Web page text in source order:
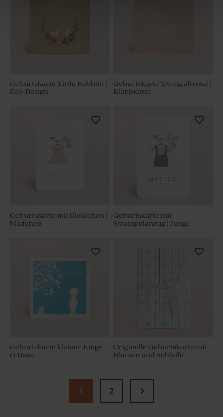
Geburtskarte 'Little Rabbits' |
Eco-Design
Geburtskarte 'Zweig altrosa' |
Klappkarte
Geburtskarte mit Kleidchen |
Mädchen
Geburtskarte mit
Strampelanzug | Junge
Geburtskarte kleiner Junge
& Hase
Originelle Geburtskarte mit
Blumen und Schleife
1 2